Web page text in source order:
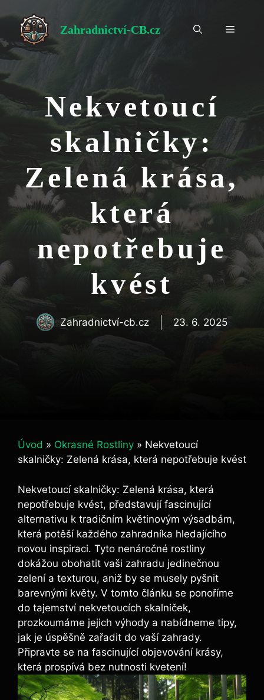
obsah
Zahradnictví-CB.cz Menu
Nekvetoucí
skalničky:
Zelená krása,
která
nepotřebuje
kvést
Zahradnictví-cb.cz 23. 6. 2025
Úvod » Okrasné Rostliny » Nekvetoucí
skalničky: Zelená krása, která nepotřebuje kvést
Nekvetoucí⁣ skalničky: Zelená krása, ⁤která
‍nepotřebuje kvést, představují ‌fascinující
alternativu k tradičním ⁤květinovým výsadbám,
⁣která potěší každého zahradníka hledajícího
novou inspiraci. ⁣Tyto nenáročné rostliny
dokážou obohatit vaši zahradu jedinečnou
zelení a texturou,‌ aniž by se musely pyšnit
barevnými květy. V tomto článku se ponoříme
do tajemství nekvetoucích skalniček,
prozkoumáme jejich výhody a⁢ nabídneme tipy,
jak je úspěšně zařadit⁣ do⁤ vaší zahrady.
Připravte⁢ se ‍na fascinující objevování krásy,
která ⁢prospívá bez nutnosti kvetení!